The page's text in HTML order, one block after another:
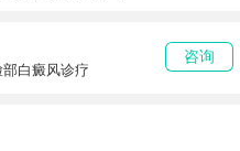
白癜风诊疗
咨询